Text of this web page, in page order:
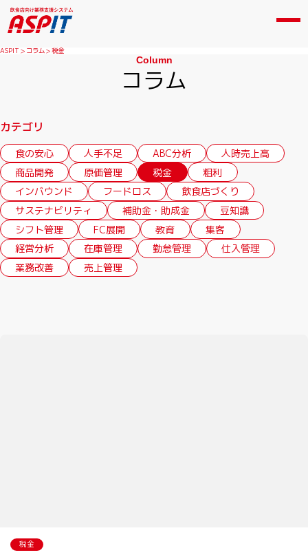
ASPIT コラム 税金
Column
コラム
カテゴリ
食の安心 人手不足 ABC分析
人時売上高
商品開発
原価管理 税金
粗利
インバウンド
フードロス
飲食店づくり
サステナビリティ
補助金・助成金
豆知識
シフト管理
FC展開 教育
集客
経営分析
在庫管理 勤怠管理
仕入管理
業務改善
売上管理
税金